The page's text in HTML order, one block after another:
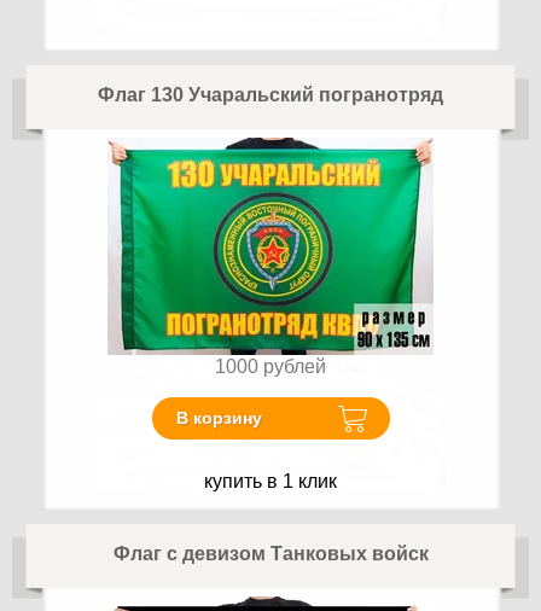
Флаг 130 Учаральский погранотряд
1000 рублей
В корзину
купить в 1 клик
Флаг с девизом Танковых войск